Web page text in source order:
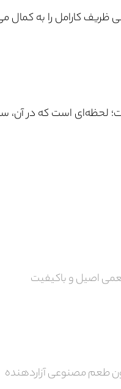
کارامل را به کمال
لحظه‌ای است که در آن،
اصیل و باکیفیت
طعم مصنوعی آزاردهنده